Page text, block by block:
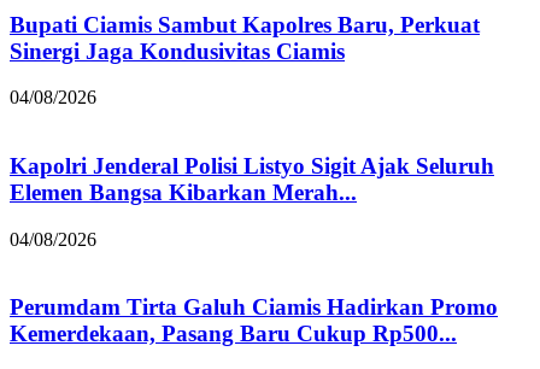
Bupati Ciamis Sambut Kapolres Baru, Perkuat
Sinergi Jaga Kondusivitas Ciamis
04/08/2026
Kapolri Jenderal Polisi Listyo Sigit Ajak Seluruh
Elemen Bangsa Kibarkan Merah...
04/08/2026
Perumdam Tirta Galuh Ciamis Hadirkan Promo
Kemerdekaan, Pasang Baru Cukup Rp500...